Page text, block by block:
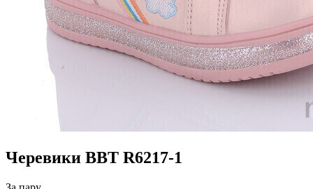
Черевики BBT R6217-1